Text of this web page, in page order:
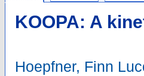
KOOPA: A
Hoepfner, Finn